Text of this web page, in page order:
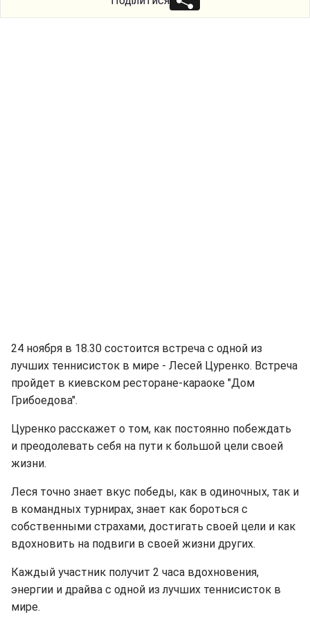
24 ноября в 18.30 состоится встреча с одной из
лучших теннисисток в мире - Лесей Цуренко. Встреча
пройдет в киевском ресторане-караоке "Дом
Грибоедова".
Цуренко расскажет о том, как постоянно побеждать
и преодолевать себя на пути к большой цели своей
жизни.
Леся точно знает вкус победы, как в одиночных, так и
в командных турнирах, знает как бороться с
собственными страхами, достигать своей цели и как
вдохновить на подвиги в своей жизни других.
Каждый участник получит 2 часа вдохновения,
энергии и драйва с одной из лучших теннисисток в
мире.